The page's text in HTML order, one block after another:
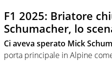
F1 2025: Briatore
Schumacher, lo
Ci aveva sperato Mick
porta principale in Alpine